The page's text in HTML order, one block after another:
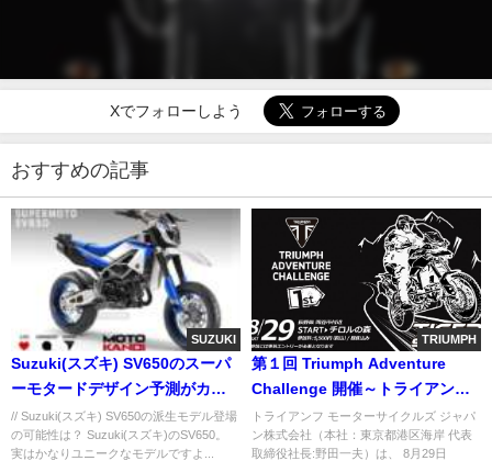
Xでフォローしよう
おすすめの記事
SUZUKI
Suzuki(スズキ) SV650のスーパ
ーモタードデザイン予測がカッ
コよすぎる！
// Suzuki(スズキ) SV650の派生モデル登場
の可能性は？ Suzuki(スズキ)のSV650。
実はかなりユニークなモデルですよ...
TRIUMPH
第１回 Triumph Adventure
Challenge 開催～トライアンフ
ユーザーのためのアドベンチャ
ーイベント～
トライアンフ モーターサイクルズ ジャパ
ン株式会社（本社：東京都港区海岸 代表
取締役社長:野田一夫）は、 8月29日